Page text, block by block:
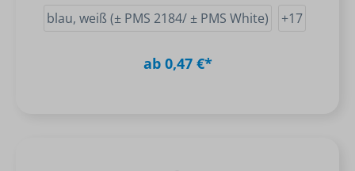
blau, weiß (± PMS 2184/ ± PMS White) +17
ab 0,47 €*